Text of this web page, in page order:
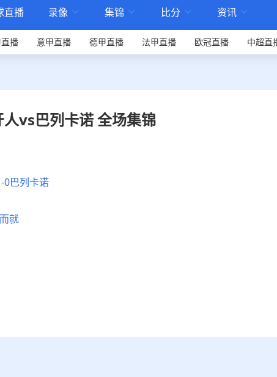
直播 录像  集锦  比分  资讯 
播 意甲直播 德甲直播 法甲直播 欧冠直播 中超直
vs巴列卡诺 全场集锦
0巴列卡诺
就